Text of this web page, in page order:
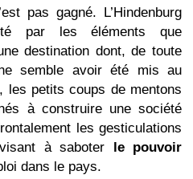
pas gagné. L’Hindenburg
par les éléments que
destination dont, de toute
semble avoir été mis au
les petits coups de mentons
à construire une société
les gesticulations
à saboter le pouvoir
dans le pays.